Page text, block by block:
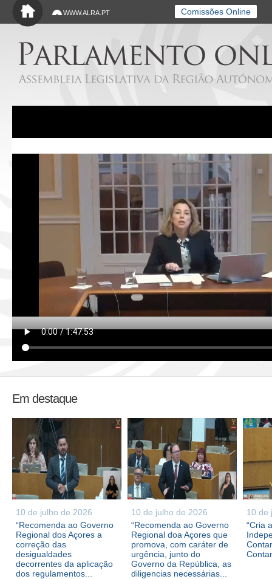
Saltar para o conteúdo principal
WWW.ALRA.PT Comissões Online
Em destaque
10 de julho de 2026
“Recomenda ao Governo
Regional dos Açores a
correção das
desigualdades
decorrentes da aplicação
dos regulamentos...
10 de julho de 2026
“Recomenda ao Governo
Regional doa Açores que
promova, com caráter de
urgência, junto do
Governo da República, as
diligencias necessárias...
10 de
“Cria